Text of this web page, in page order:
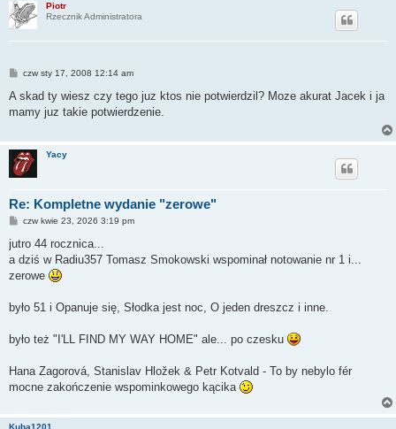
Piotr
Rzecznik Administratora
P
s
czw sty 17, 2008 12:14 am
A skad ty wiesz czy tego juz ktos nie potwierdzil? Moze akurat Jacek i ja
mamy juz takie potwierdzenie.
Yacy
Re: Kompletne wydanie "zerowe"
P
s
czw kwie 23, 2026 3:19 pm
jutro 44 rocznica...
a dziś w Radiu357 Tomasz Smokowski wspominał notowanie nr 1 i...
zerowe
było 51 i Opanuje się, Słodka jest noc, O jeden dreszcz i inne.
było też "I'LL FIND MY WAY HOME" ale... po czesku
Hana Zagorová, Stanislav Hložek & Petr Kotvald - To by nebylo fér
mocne zakończenie wspominkowego kącika
Kuba1201